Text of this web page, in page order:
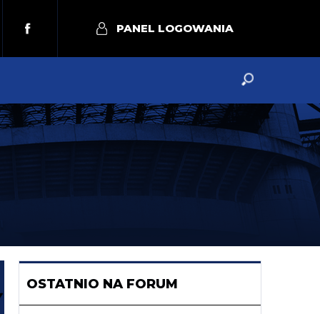
PANEL LOGOWANIA
OSTATNIO NA FORUM